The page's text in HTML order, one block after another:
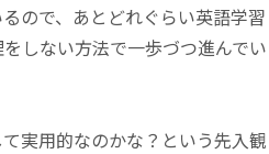
ので、あとどれぐらい英語学習
しない方法で一歩づつ進んでい
実用的なのかな？という先入観